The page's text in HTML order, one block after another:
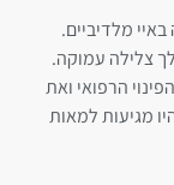
מלדיביים.
צלילה עמוקה.
הרפואי ואת
מגיעות למאות